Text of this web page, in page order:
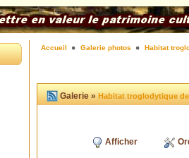
Accueil Galerie photos Habitat
Galerie »Habitat troglodytique
Afficher